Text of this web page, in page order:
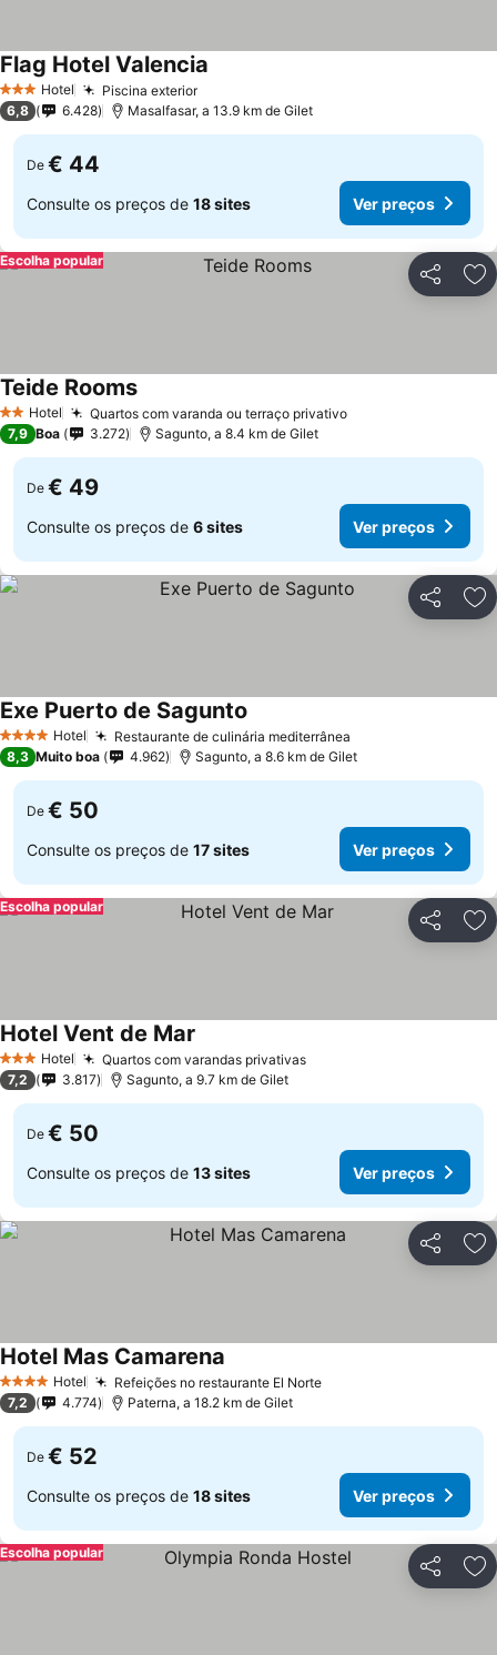
3 EstrelasHotel Piscina exterior
Flag Hotel Valencia
6,8 6.428 Masalfasar, a 13.9 km de Gilet
De € 44
Consulte os preços de 18 sites Ver preços
Partilhar
Escolha popular
2 Estrelas
Hotel Quartos com varanda ou terraço privativo
Teide Rooms
7,9 Boa 3.272 Sagunto, a 8.4 km de Gilet
De € 49
Consulte os preços de 6 sites Ver preços
Partilhar
4 EstrelasHotel Restaurante de culinária mediterrânea
Exe Puerto de Sagunto
8,3 Muito boa 4.962 Sagunto, a 8.6 km de Gilet
De € 50
Consulte os preços de 17 sites Ver preços
Partilhar
Escolha popular
3 EstrelasHotel Quartos com varandas privativas
Hotel Vent de Mar
7,2 3.817 Sagunto, a 9.7 km de Gilet
De € 50
Consulte os preços de 13 sites Ver preços
Partilhar
4 EstrelasHotel Refeições no restaurante El Norte
Hotel Mas Camarena
7,2 4.774 Paterna, a 18.2 km de Gilet
De € 52
Consulte os preços de 18 sites Ver preços
Partilhar
Escolha popular